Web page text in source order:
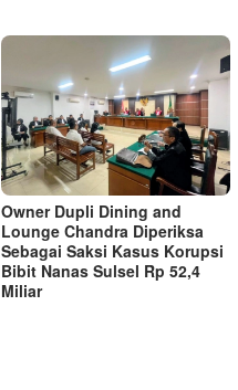
Owner Dupli Dining and
Lounge Chandra Diperiksa
Sebagai Saksi Kasus Korupsi
Bibit Nanas Sulsel Rp 52,4
Miliar